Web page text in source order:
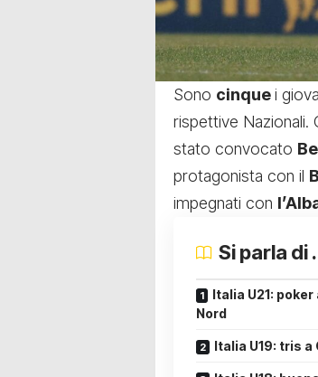
Sono cinquei
rispettive Nazionali.
stato convocato
protagonista con il
impegnati con
Si parla di
Italia U21:
Nord
Italia U19: tris a